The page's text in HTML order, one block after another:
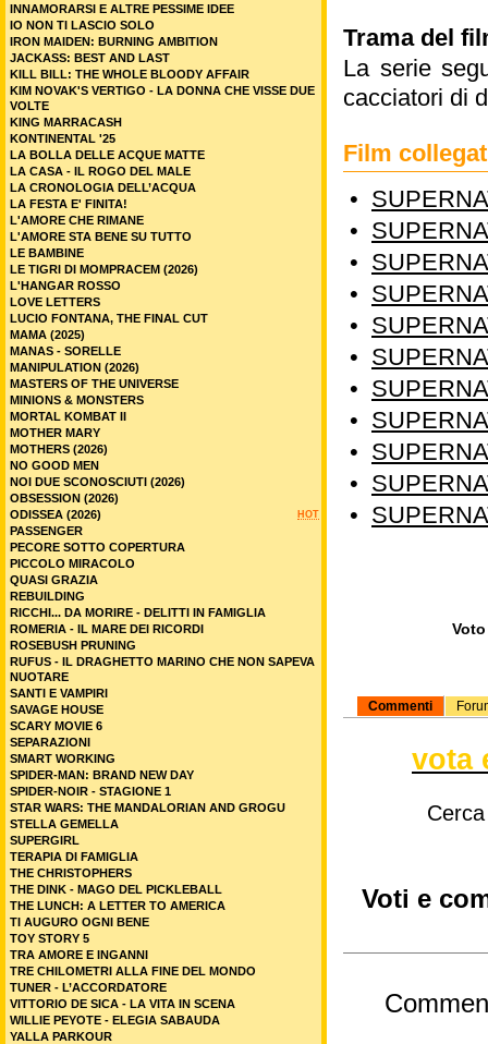
Trama del
La serie
cacciatori di
Film
•
•
•
•
•
•
•
•
•
•
•
Commenti
vota
Voti e
INNAMORARSI E ALTRE PESSIME IDEE
IO NON TI LASCIO SOLO
IRON MAIDEN: BURNING AMBITION
JACKASS: BEST AND LAST
KILL BILL: THE WHOLE BLOODY AFFAIR
KIM NOVAK'S VERTIGO - LA DONNA CHE VISSE DUE
VOLTE
KING MARRACASH
KONTINENTAL '25
LA BOLLA DELLE ACQUE MATTE
LA CASA - IL ROGO DEL MALE
LA CRONOLOGIA DELL’ACQUA
LA FESTA E' FINITA!
L'AMORE CHE RIMANE
L'AMORE STA BENE SU TUTTO
LE BAMBINE
LE TIGRI DI MOMPRACEM (2026)
L'HANGAR ROSSO
LOVE LETTERS
LUCIO FONTANA, THE FINAL CUT
MAMA (2025)
MANAS - SORELLE
MANIPULATION (2026)
MASTERS OF THE UNIVERSE
MINIONS & MONSTERS
MORTAL KOMBAT II
MOTHER MARY
MOTHERS (2026)
NO GOOD MEN
NOI DUE SCONOSCIUTI (2026)
OBSESSION (2026)
HOT
ODISSEA (2026)
PASSENGER
PECORE SOTTO COPERTURA
PICCOLO MIRACOLO
QUASI GRAZIA
REBUILDING
RICCHI... DA MORIRE - DELITTI IN FAMIGLIA
ROMERIA - IL MARE DEI RICORDI
ROSEBUSH PRUNING
RUFUS - IL DRAGHETTO MARINO CHE NON SAPEVA
NUOTARE
SANTI E VAMPIRI
SAVAGE HOUSE
SCARY MOVIE 6
SEPARAZIONI
SMART WORKING
SPIDER-MAN: BRAND NEW DAY
SPIDER-NOIR - STAGIONE 1
STAR WARS: THE MANDALORIAN AND GROGU
STELLA GEMELLA
SUPERGIRL
TERAPIA DI FAMIGLIA
THE CHRISTOPHERS
THE DINK - MAGO DEL PICKLEBALL
THE LUNCH: A LETTER TO AMERICA
TI AUGURO OGNI BENE
TOY STORY 5
TRA AMORE E INGANNI
TRE CHILOMETRI ALLA FINE DEL MONDO
TUNER - L’ACCORDATORE
VITTORIO DE SICA - LA VITA IN SCENA
WILLIE PEYOTE - ELEGIA SABAUDA
YALLA PARKOUR